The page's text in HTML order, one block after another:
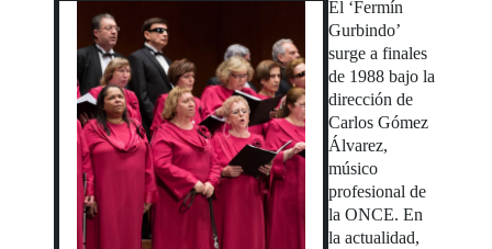
El ‘Fermín
Gurbindo’
surge a finales
de 1988 bajo la
dirección de
Carlos Gómez
Álvarez,
músico
profesional de
la ONCE. En
la actualidad,